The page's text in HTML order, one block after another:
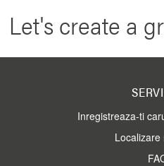
Let's create a
Inregistreaza-ti
Localizare